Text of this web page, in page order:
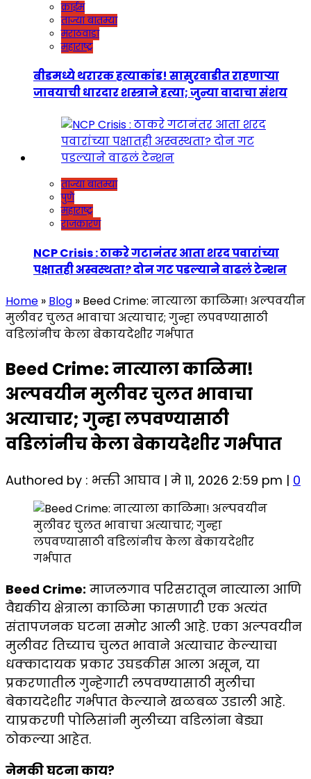
क्राईम
ताज्या बातम्या
मराठवाडा
महाराष्ट्र
बीडमध्ये थरारक हत्याकांड! सासुरवाडीत राहणाऱ्या
जावयाची धारदार शस्त्राने हत्या; जुन्या वादाचा संशय
ताज्या बातम्या
पुणे
महाराष्ट्र
राजकारण
NCP Crisis : ठाकरे गटानंतर आता शरद पवारांच्या
पक्षातही अस्वस्थता? दोन गट पडल्याने वाढलं टेन्शन
Home » Blog » Beed Crime: नात्याला काळिमा! अल्पवयीन
मुलीवर चुलत भावाचा अत्याचार; गुन्हा लपवण्यासाठी
वडिलांनीच केला बेकायदेशीर गर्भपात
Beed Crime: नात्याला काळिमा!
अल्पवयीन मुलीवर चुलत भावाचा
अत्याचार; गुन्हा लपवण्यासाठी
वडिलांनीच केला बेकायदेशीर गर्भपात
Authored by : भक्ती आघाव | मे 11, 2026 2:59 pm | 0
Beed Crime: माजलगाव परिसरातून नात्याला आणि
वैद्यकीय क्षेत्राला काळिमा फासणारी एक अत्यंत
संतापजनक घटना समोर आली आहे. एका अल्पवयीन
मुलीवर तिच्याच चुलत भावाने अत्याचार केल्याचा
धक्कादायक प्रकार उघडकीस आला असून, या
प्रकरणातील गुन्हेगारी लपवण्यासाठी मुलीचा
बेकायदेशीर गर्भपात केल्याने खळबळ उडाली आहे.
याप्रकरणी पोलिसांनी मुलीच्या वडिलांना बेड्या
ठोकल्या आहेत.
नेमकी घटना काय?